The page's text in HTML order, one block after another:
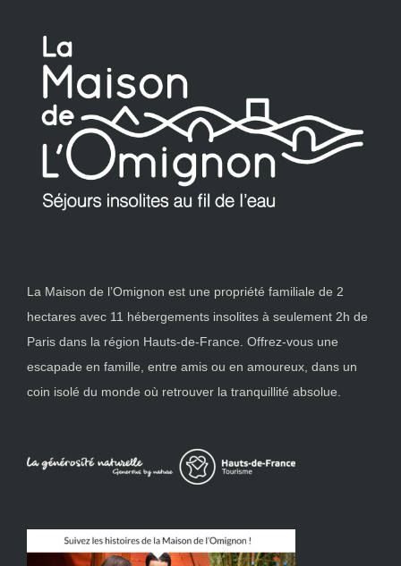
La Maison de l’Omignon est une propriété familiale de 2
hectares avec 11 hébergements insolites à seulement 2h de
Paris dans la région Hauts-de-France. Offrez-vous une
escapade en famille, entre amis ou en amoureux, dans un
coin isolé du monde où retrouver la tranquillité absolue.